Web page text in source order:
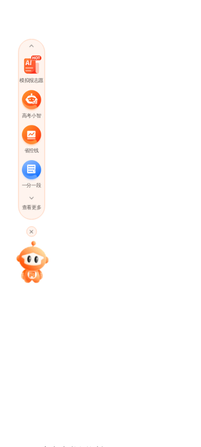
模拟报志愿
高考小智
省控线
一分一段
高考直播
专家指导课
查看更多